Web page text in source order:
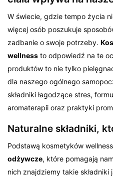
W świecie, gdzie tempo życia
więcej osób poszukuje
zadbanie o swoje potrzeby.
wellness to odpowiedź na te
produktów to nie tylko
dla naszego ogólnego
składniki łagodzące stres,
aromaterapii oraz praktyki
Naturalne składniki,
Podstawą kosmetyków
odżywcze, które pomagają
nich znajdziemy takie składniki